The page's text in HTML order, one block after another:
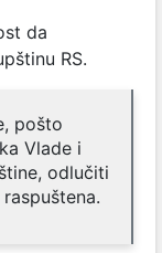
da
RS.
pošto
Vlade i
odlučiti